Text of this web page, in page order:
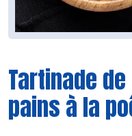
Tartinade
pains à la